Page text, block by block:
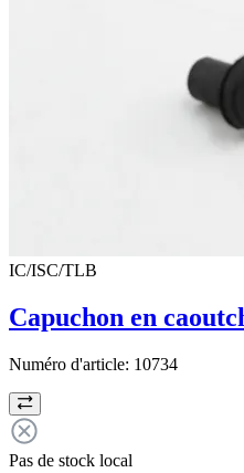
IC/ISC/TLB
Capuchon en
Numéro d'article: 10734
Pas de stock local